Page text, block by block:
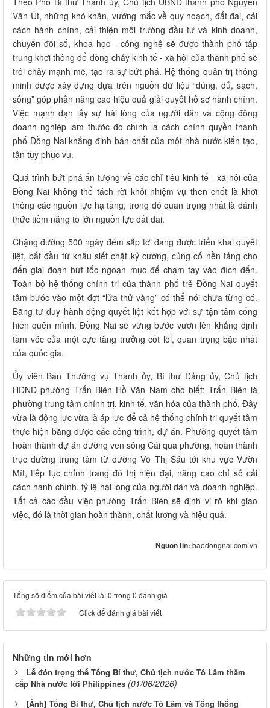
Văn Út, những khó khăn, vướng mắc về quy hoạch, đất đai, cải
cách hành chính, cải thiện môi trường đầu tư và kinh doanh,
chuyển đổi số, khoa học - công nghệ sẽ được thành phố tập
trung khơi thông để dòng chảy kinh tế - xã hội của thành phố sẽ
trôi chảy mạnh mẽ, tạo ra sự bứt phá. Hệ thống quản trị thông
minh được xây dựng dựa trên nguồn dữ liệu “đúng, đủ, sạch,
sống” góp phần nâng cao hiệu quả giải quyết hồ sơ hành chính.
Việc mạnh dạn lấy sự hài lòng của người dân và cộng đồng
doanh nghiệp làm thước đo chính là cách chính quyền thành
phố Đồng Nai khẳng định bản chất của một nhà nước kiến tạo,
tận tụy phục vụ.
Quá trình bứt phá ấn tượng về các chỉ tiêu kinh tế - xã hội của
Đồng Nai không thể tách rời khỏi nhiệm vụ then chốt là khơi
thông các nguồn lực hạ tầng, trong đó quan trọng nhất là đánh
thức tiềm năng to lớn nguồn lực đất đai.
Chặng đường 500 ngày đêm sắp tới đang được triển khai quyết
liệt, bắt đầu từ khâu siết chặt kỷ cương, củng cố nền tảng cho
đến giai đoạn bứt tốc ngoạn mục để chạm tay vào đích đến.
Toàn bộ hệ thống chính trị của thành phố trẻ Đồng Nai quyết
tâm bước vào một đợt “lửa thử vàng” có thể nói chưa từng có.
Bằng tư duy hành động quyết liệt kết hợp với sự tận tâm cống
hiến quên mình, Đồng Nai sẽ vững bước vươn lên khẳng định
tầm vóc của một cực tăng trưởng cốt lõi, quan trọng bậc nhất
của quốc gia.
Ủy viên Ban Thường vụ Thành ủy, Bí thư Đảng ủy, Chủ tịch
HĐND phường Trấn Biên Hồ Văn Nam cho biết: Trấn Biên là
phường trung tâm chính trị, kinh tế, văn hóa của thành phố. Đây
vừa là động lực vừa là áp lực để cả hệ thống chính trị quyết tâm
thực hiện bằng được các công trình, dự án. Phường quyết tâm
hoàn thành dự án đường ven sông Cái qua phường, hoàn thành
trục đường trung tâm từ đường Võ Thị Sáu tới khu vực Vườn
Mít, tiếp tục chỉnh trang đô thị hiện đại, nâng cao chỉ số cải
cách hành chính, tỷ lệ hài lòng của người dân và doanh nghiệp.
Tất cả các đầu việc phường Trấn Biên sẽ định vị rõ khi giao
việc, đó là thời gian hoàn thành, chất lượng và hiệu quả.
Nguồn tin: baodongnai.com.vn
Tổng số điểm của bài viết là: 0 trong 0 đánh giá
Click để đánh giá bài viết
Những tin mới hơn
Lễ đón trọng thể Tổng Bí thư, Chủ tịch nước Tô Lâm thăm
cấp Nhà nước tới Philippines (01/06/2026)
[Ảnh] Tổng Bí thư, Chủ tịch nước Tô Lâm và Tổng thống